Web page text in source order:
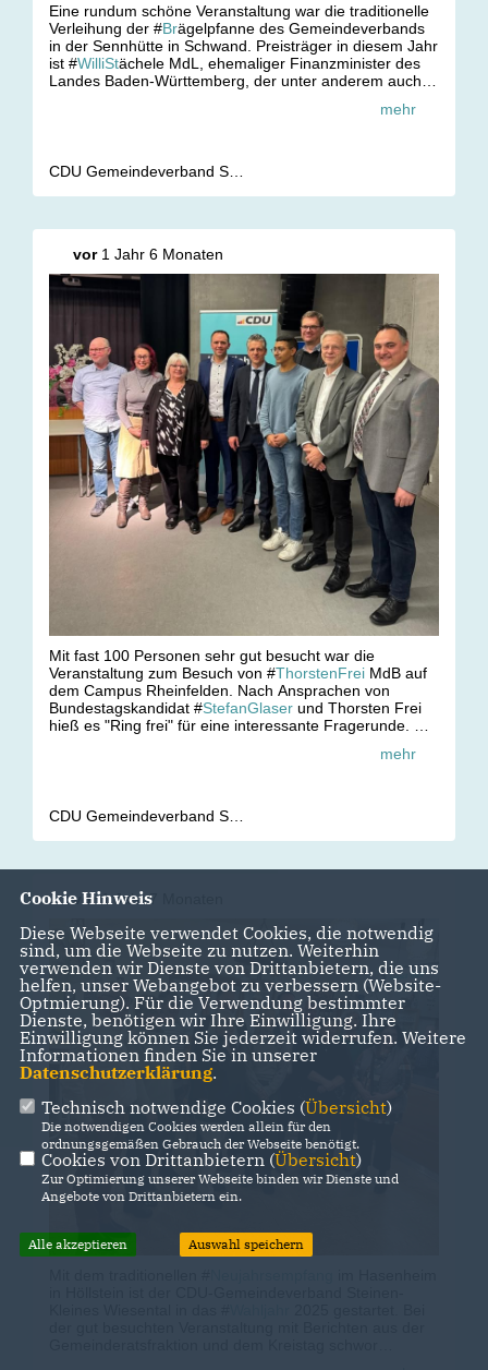
Eine rundum schöne Veranstaltung war die traditionelle
Verleihung der #Brägelpfanne des Gemeindeverbands
in der Sennhütte in Schwand. Preisträger in diesem Jahr
ist #WilliStächele MdL, ehemaliger Finanzminister des
Landes Baden-Württemberg, der unter anderem auch
Blum und Grußworten von Steinens Bürgermeister
Preisträger hielt eine launige Rede und erzählte die ein
oder andere Anekdote aus seiner politischen Laufbahn.
mehr
vor1 Jahr 6 Monaten
Mit fast 100 Personen sehr gut besucht war die
Veranstaltung zum Besuch von #ThorstenFrei MdB auf
dem Campus Rheinfelden. Nach Ansprachen von
Bundestagskandidat #StefanGlaser und Thorsten Frei
hieß es "Ring frei" für eine interessante Fragerunde. Die
mehr
vor1 Jahr 7 Monaten
Cookie Hinweis
Diese Webseite verwendet Cookies, die notwendig
sind, um die Webseite zu nutzen. Weiterhin
verwenden wir Dienste von Drittanbietern, die uns
helfen, unser Webangebot zu verbessern (Website-
Optmierung). Für die Verwendung bestimmter
Dienste, benötigen wir Ihre Einwilligung. Ihre
Einwilligung können Sie jederzeit widerrufen. Weitere
Informationen finden Sie in unserer
Datenschutzerklärung.
Technisch notwendige Cookies (Übersicht)
Die notwendigen Cookies werden allein für den
ordnungsgemäßen Gebrauch der Webseite benötigt.
Cookies von Drittanbietern (Übersicht)
Zur Optimierung unserer Webseite binden wir Dienste und
Angebote von Drittanbietern ein.
Alle akzeptieren Auswahl speichern